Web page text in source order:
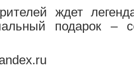
ждет
подарок –